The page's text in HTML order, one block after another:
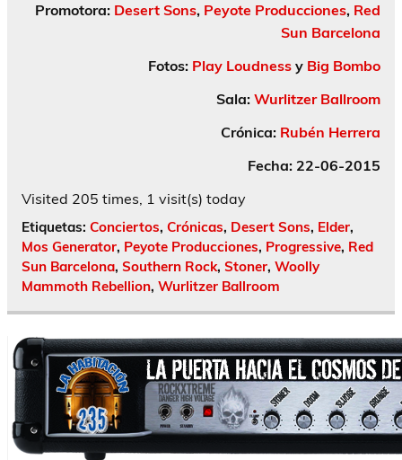
Promotora: Desert Sons, Peyote Producciones, Red
Sun Barcelona
Fotos: Play Loudness y Big Bombo
Sala: Wurlitzer Ballroom
Crónica: Rubén Herrera
Fecha: 22-06-2015
Visited 205 times, 1 visit(s) today
Etiquetas: Conciertos, Crónicas, Desert Sons, Elder,
Mos Generator, Peyote Producciones, Progressive, Red
Sun Barcelona, Southern Rock, Stoner, Woolly
Mammoth Rebellion, Wurlitzer Ballroom